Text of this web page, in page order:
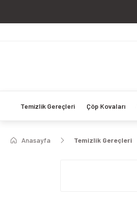
Temizlik Gereçleri Çöp Kovaları
Anasayfa Temizlik Gereçleri